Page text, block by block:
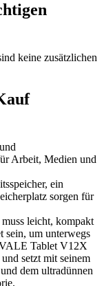
keine zusätzlichen
Arbeit, Medien und
ein
sorgen für
leicht, kompakt
sein, um unterwegs
Tablet V12X
setzt mit seinem
dem ultradünnen